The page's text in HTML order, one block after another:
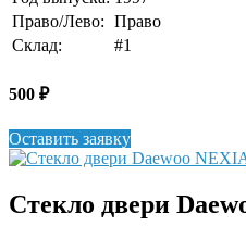
Право/Лево: Право
Склад:
#1
500 ₽
Оставить заявку
Стекло двери